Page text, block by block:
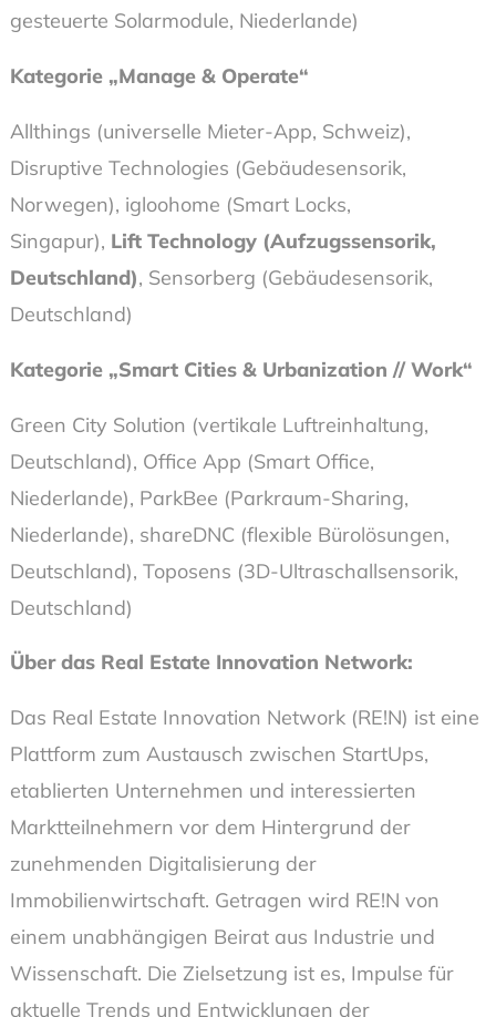
gesteuerte Solarmodule, Niederlande)
Kategorie „Manage & Operate“
Allthings (universelle Mieter-App, Schweiz),
Disruptive Technologies (Gebäudesensorik,
Norwegen), igloohome (Smart Locks,
Singapur), Lift Technology (Aufzugssensorik,
Deutschland), Sensorberg (Gebäudesensorik,
Deutschland)
Kategorie „Smart Cities & Urbanization // Work“
Green City Solution (vertikale Luftreinhaltung,
Deutschland), Office App (Smart Office,
Niederlande), ParkBee (Parkraum-Sharing,
Niederlande), shareDNC (flexible Bürolösungen,
Deutschland), Toposens (3D-Ultraschallsensorik,
Deutschland)
Über das Real Estate Innovation Network:
Das Real Estate Innovation Network (RE!N) ist eine
Plattform zum Austausch zwischen StartUps,
etablierten Unternehmen und interessierten
Marktteilnehmern vor dem Hintergrund der
zunehmenden Digitalisierung der
Immobilienwirtschaft. Getragen wird RE!N von
einem unabhängigen Beirat aus Industrie und
Wissenschaft. Die Zielsetzung ist es, Impulse für
aktuelle Trends und Entwicklungen der